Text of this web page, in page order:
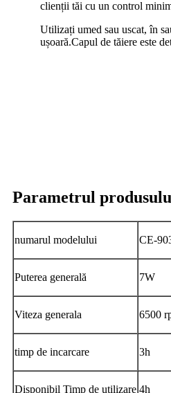
clienții tăi cu un control
Utilizați umed sau uscat, în
ușoară.Capul de tăiere este
Parametrul
numarul modelului CE-
Puterea generală 7W
Viteza generala 6500
timp de incarcare 3h
Disponibil Timp de utilizare 4h